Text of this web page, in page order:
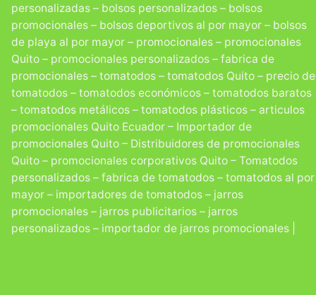
personalizadas – bolsos personalizados – bolsos
promocionales – bolsos deportivos al por mayor – bolsos
de playa al por mayor – promocionales – promocionales
Quito – promocionales personalizados – fabrica de
promocionales – tomatodos – tomatodos Quito – precio de
tomatodos – tomatodos económicos – tomatodos baratos
– tomatodos metálicos – tomatodos plásticos – articulos
promocionales Quito Ecuador – Importador de
promocionales Quito – Distribuidores de promocionales
Quito – promocionales corporativos Quito – Tomatodos
personalizados – fabrica de tomatodos – tomatodos al por
mayor – importadores de tomatodos – jarros
promocionales – jarros publicitarios – jarros
personalizados – importador de jarros promocionales |